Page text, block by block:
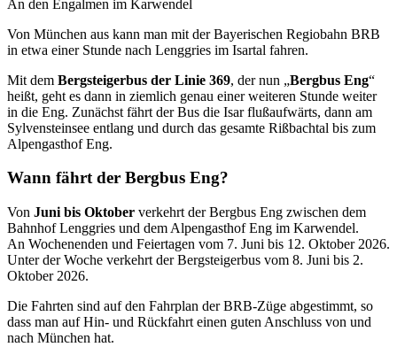
An den Engalmen im Karwendel
Von München aus kann man mit der Bayerischen Regiobahn BRB
in etwa einer Stunde nach Lenggries im Isartal fahren.
Mit dem Bergsteigerbus der Linie 369, der nun „Bergbus Eng“
heißt, geht es dann in ziemlich genau einer weiteren Stunde weiter
in die Eng. Zunächst fährt der Bus die Isar flußaufwärts, dann am
Sylvensteinsee entlang und durch das gesamte Rißbachtal bis zum
Alpengasthof Eng.
Wann fährt der Bergbus Eng?
Von Juni bis Oktober verkehrt der Bergbus Eng zwischen dem
Bahnhof Lenggries und dem Alpengasthof Eng im Karwendel.
An Wochenenden und Feiertagen vom 7. Juni bis 12. Oktober 2026.
Unter der Woche verkehrt der Bergsteigerbus vom 8. Juni bis 2.
Oktober 2026.
Die Fahrten sind auf den Fahrplan der BRB-Züge abgestimmt, so
dass man auf Hin- und Rückfahrt einen guten Anschluss von und
nach München hat.